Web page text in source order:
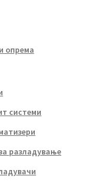
опрема
системи
разладување